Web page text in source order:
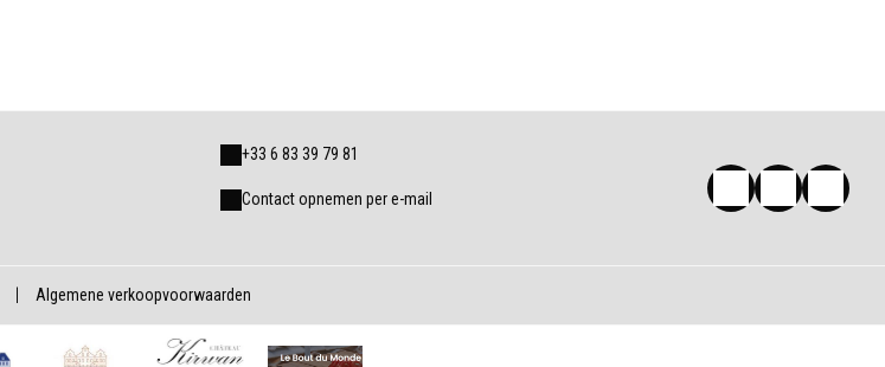
+33 6 83 39 79 81
Contact opnemen per e-mail
Algemene verkoopvoorwaarden